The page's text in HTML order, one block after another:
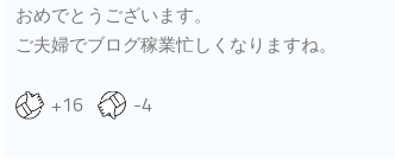
おめでとうございます。
ご夫婦でブログ稼業忙しくなりますね。
+16 -4